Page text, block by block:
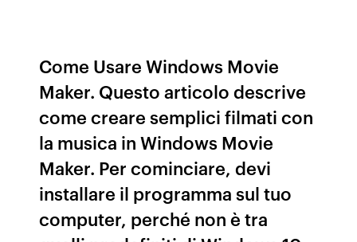
Come Usare Windows Movie
Maker. Questo articolo descrive
come creare semplici filmati con
la musica in Windows Movie
Maker. Per cominciare, devi
installare il programma sul tuo
computer, perché non è tra